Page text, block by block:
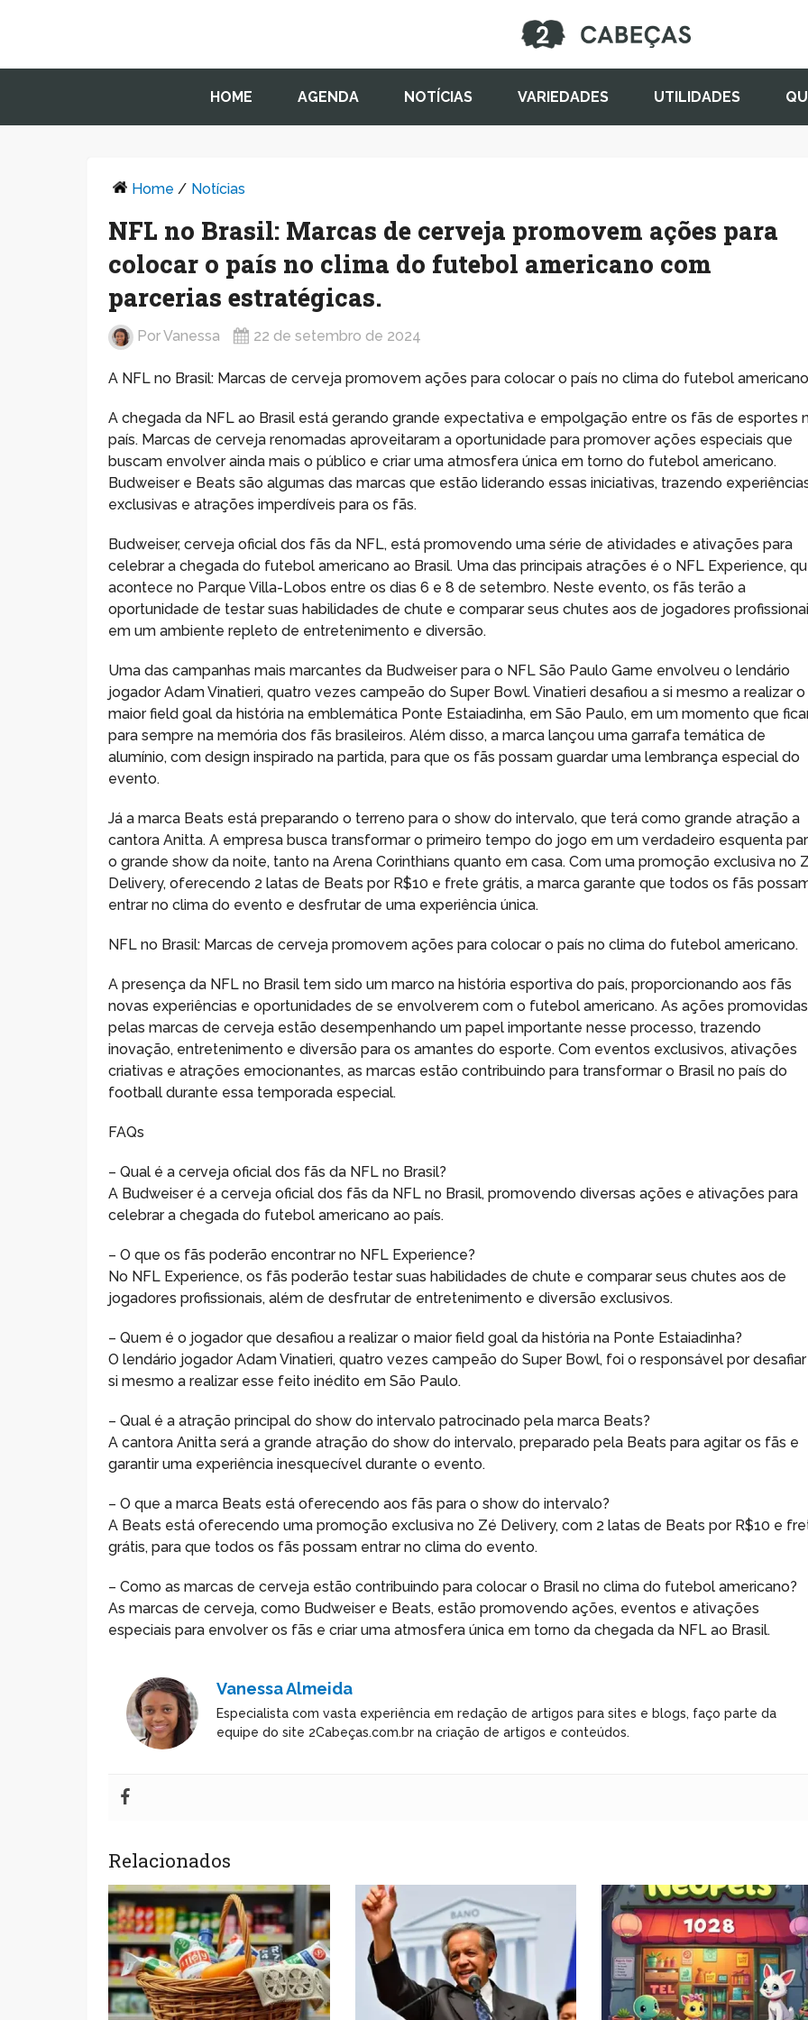
HOME AGENDA NOTÍCIAS VARIEDADES UTILIDADES
Home / Notícias
NFL no Brasil: Marcas de cerveja promovem ações para
colocar o país no clima do futebol americano com
parcerias estratégicas.
PorVanessa 22 de setembro de 2024
A NFL no Brasil: Marcas de cerveja promovem ações para colocar o país no clima do futebol
A chegada da NFL ao Brasil está gerando grande expectativa e empolgação entre os fãs de esportes
país. Marcas de cerveja renomadas aproveitaram a oportunidade para promover ações especiais que
buscam envolver ainda mais o público e criar uma atmosfera única em torno do futebol americano.
Budweiser e Beats são algumas das marcas que estão liderando essas iniciativas, trazendo
exclusivas e atrações imperdíveis para os fãs.
Budweiser, cerveja oficial dos fãs da NFL, está promovendo uma série de atividades e ativações para
celebrar a chegada do futebol americano ao Brasil. Uma das principais atrações é o NFL Experience,
acontece no Parque Villa-Lobos entre os dias 6 e 8 de setembro. Neste evento, os fãs terão a
oportunidade de testar suas habilidades de chute e comparar seus chutes aos de jogadores
em um ambiente repleto de entretenimento e diversão.
Uma das campanhas mais marcantes da Budweiser para o NFL São Paulo Game envolveu o lendário
jogador Adam Vinatieri, quatro vezes campeão do Super Bowl. Vinatieri desafiou a si mesmo a realizar o
maior field goal da história na emblemática Ponte Estaiadinha, em São Paulo, em um momento que
para sempre na memória dos fãs brasileiros. Além disso, a marca lançou uma garrafa temática de
alumínio, com design inspirado na partida, para que os fãs possam guardar uma lembrança especial do
evento.
Já a marca Beats está preparando o terreno para o show do intervalo, que terá como grande atração a
cantora Anitta. A empresa busca transformar o primeiro tempo do jogo em um verdadeiro esquenta
o grande show da noite, tanto na Arena Corinthians quanto em casa. Com uma promoção exclusiva no
Delivery, oferecendo 2 latas de Beats por R$10 e frete grátis, a marca garante que todos os fãs
entrar no clima do evento e desfrutar de uma experiência única.
NFL no Brasil: Marcas de cerveja promovem ações para colocar o país no clima do futebol americano.
A presença da NFL no Brasil tem sido um marco na história esportiva do país, proporcionando aos fãs
novas experiências e oportunidades de se envolverem com o futebol americano. As ações promovidas
pelas marcas de cerveja estão desempenhando um papel importante nesse processo, trazendo
inovação, entretenimento e diversão para os amantes do esporte. Com eventos exclusivos, ativações
criativas e atrações emocionantes, as marcas estão contribuindo para transformar o Brasil no país do
football durante essa temporada especial.
FAQs
– Qual é a cerveja oficial dos fãs da NFL no Brasil?
A Budweiser é a cerveja oficial dos fãs da NFL no Brasil, promovendo diversas ações e ativações para
celebrar a chegada do futebol americano ao país.
– O que os fãs poderão encontrar no NFL Experience?
No NFL Experience, os fãs poderão testar suas habilidades de chute e comparar seus chutes aos de
jogadores profissionais, além de desfrutar de entretenimento e diversão exclusivos.
– Quem é o jogador que desafiou a realizar o maior field goal da história na Ponte Estaiadinha?
O lendário jogador Adam Vinatieri, quatro vezes campeão do Super Bowl, foi o responsável por
si mesmo a realizar esse feito inédito em São Paulo.
– Qual é a atração principal do show do intervalo patrocinado pela marca Beats?
A cantora Anitta será a grande atração do show do intervalo, preparado pela Beats para agitar os fãs e
garantir uma experiência inesquecível durante o evento.
– O que a marca Beats está oferecendo aos fãs para o show do intervalo?
A Beats está oferecendo uma promoção exclusiva no Zé Delivery, com 2 latas de Beats por R$10 e
grátis, para que todos os fãs possam entrar no clima do evento.
– Como as marcas de cerveja estão contribuindo para colocar o Brasil no clima do futebol americano?
As marcas de cerveja, como Budweiser e Beats, estão promovendo ações, eventos e ativações
especiais para envolver os fãs e criar uma atmosfera única em torno da chegada da NFL ao Brasil.
Vanessa Almeida
Especialista com vasta experiência em redação de artigos para sites e blogs, faço parte da
equipe do site 2Cabeças.com.br na criação de artigos e conteúdos.
Relacionados